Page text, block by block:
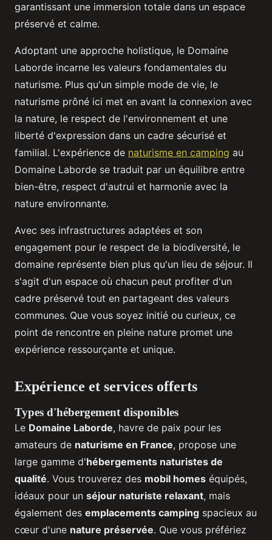
garantissant une immersion totale dans un espace
préservé et calme.
Adoptant une approche holistique, le Domaine
Laborde incarne les valeurs fondamentales du
naturisme. Plus qu'un simple mode de vie, le
naturisme prôné ici met en avant la connexion avec
la nature, le respect de l'environnement et une
liberté d'expression dans un cadre sécurisé et
familial. L'expérience de naturisme en camping au
Domaine Laborde se traduit par un équilibre entre
bien-être, respect d'autrui et harmonie avec la
nature environnante.
Avec ses infrastructures adaptées et son
engagement pour le respect de la biodiversité, le
domaine représente bien plus qu'un lieu de séjour. Il
s'agit d'un espace où chacun peut profiter d'un
cadre préservé tout en partageant des valeurs
communes. Que vous soyez initié ou curieux, ce
point de rencontre en pleine nature promet une
expérience ressourçante et unique.
Expérience et services offerts
Types d'hébergement disponibles
Le Domaine Laborde, havre de paix pour les
amateurs de naturisme en France, propose une
large gamme d'hébergements naturistes de
qualité. Vous trouverez des mobil homes équipés,
idéaux pour un séjour naturiste relaxant, mais
également des emplacements camping spacieux au
cœur d'une nature préservée. Que vous préfériez